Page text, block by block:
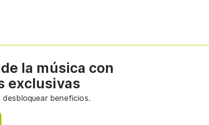
la música con
exclusivas
desbloquear beneficios.